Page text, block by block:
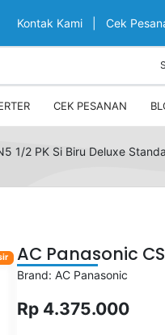
Kontak Kami Cek
CEK PESANAN
1/2 PK Si Biru Deluxe
AC Panasonic
Brand: AC Panasonic
Rp 4.375.000